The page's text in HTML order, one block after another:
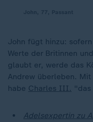
John fügt hinzu:
Werte der Britinnen
glaubt er, werde das
Andrew überleben.
habe Charles III.
Adelsexpertin zu